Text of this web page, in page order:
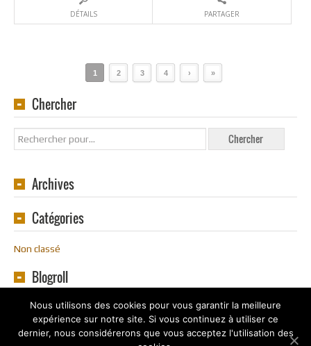
DÉTAILS PARTAGER
1 2 3 4 › »
Chercher
Archives
Catégories
Non classé
Blogroll
Nous utilisons des cookies pour vous garantir la meilleure
expérience sur notre site. Si vous continuez à utiliser ce
dernier, nous considérerons que vous acceptez l'utilisation des